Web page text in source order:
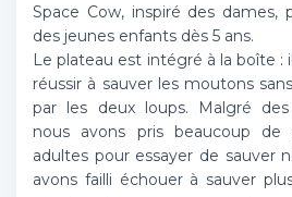
Space Cow, inspiré des dames,
des jeunes enfants dès 5 ans.
Le plateau est intégré à la boîte :
réussir à sauver les moutons
par les deux loups. Malgré des
nous avons pris beaucoup
adultes pour essayer de sauver
avons failli échouer à sauver